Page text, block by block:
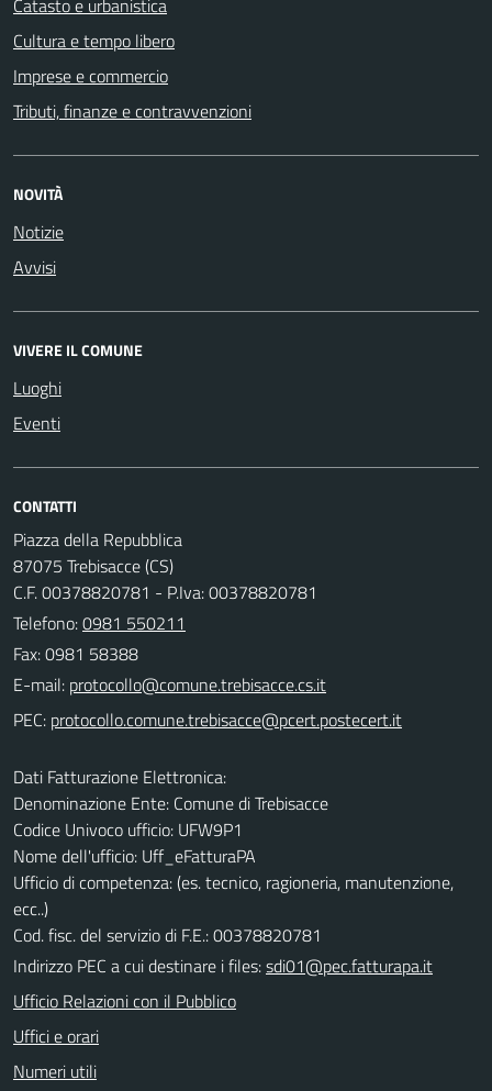
Cultura e tempo libero
Imprese e commercio
Tributi, finanze e contravvenzioni
NOVITÀ
Notizie
Avvisi
VIVERE IL COMUNE
Luoghi
Eventi
CONTATTI
Piazza della Repubblica
87075 Trebisacce (CS)
C.F. 00378820781 - P.Iva: 00378820781
Telefono:0981 550211
Fax: 0981 58388
E-mail:
PEC:
Dati Fatturazione Elettronica:
Denominazione Ente: Comune di Trebisacce
Codice Univoco ufficio: UFW9P1
Nome dell'ufficio: Uff_eFatturaPA
Ufficio di competenza: (es. tecnico, ragioneria, manutenzione,
ecc..)
Cod. fisc. del servizio di F.E.: 00378820781
Indirizzo PEC a cui destinare i files:sdi01@pec.fatturapa.it
Ufficio Relazioni con il Pubblico
Uffici e orari
Numeri utili